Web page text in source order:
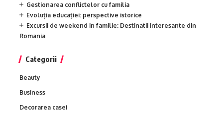
Gestionarea conflictelor cu familia
Evoluția educației: perspective istorice
Excursii de weekend in familie: Destinatii interesante din
Romania
Categorii
Beauty
Business
Decorarea casei